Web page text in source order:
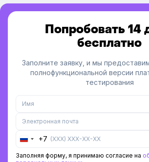
Попробовать 14
бесплатно
Заполните заявку, и мы
полнофункциональной версии
тестирования
Russia
+7
Заполняя форму, я принимаю согласие на